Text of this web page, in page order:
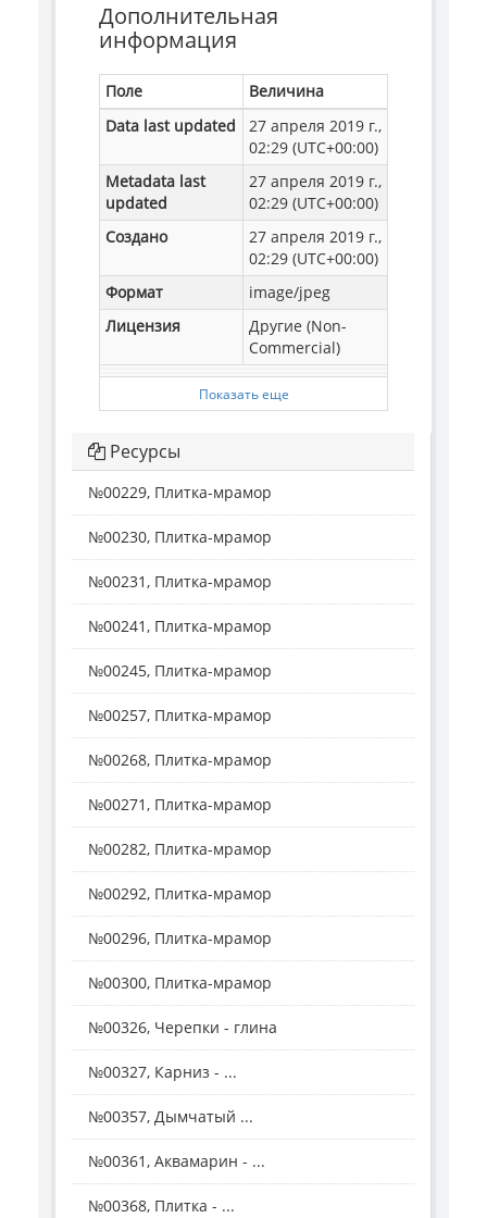
Дополнительная
информация
Поле
Величина
Data last updated
27 апреля 2019 г.,
02:29 (UTC+00:00)
Metadata last
updated
27 апреля 2019 г.,
02:29 (UTC+00:00)
Создано
27 апреля 2019 г.,
02:29 (UTC+00:00)
Формат
image/jpeg
Лицензия
Другие (Non-
Commercial)
Показать еще
Ресурсы
№00229, Плитка-мрамор
№00230, Плитка-мрамор
№00231, Плитка-мрамор
№00241, Плитка-мрамор
№00245, Плитка-мрамор
№00257, Плитка-мрамор
№00268, Плитка-мрамор
№00271, Плитка-мрамор
№00282, Плитка-мрамор
№00292, Плитка-мрамор
№00296, Плитка-мрамор
№00300, Плитка-мрамор
№00326, Черепки - глина
№00327, Карниз - ...
№00357, Дымчатый ...
№00361, Аквамарин - ...
№00368, Плитка - ...